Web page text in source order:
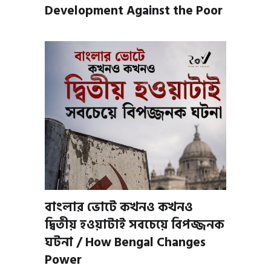
Development Against the Poor
বাংলার ভোটে কখনও কখনও
দ্বিতীয় হওয়াটাই সবচেয়ে বিপজ্জনক
ঘটনা / How Bengal Changes
Power